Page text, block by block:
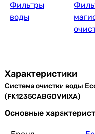
Фильтры
воды
Характеристики
Система очистки воды
(FK1235CABGDVMIXA)
Основные